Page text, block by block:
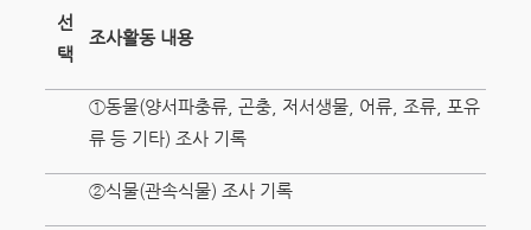
선
택
조사활동 내용
①동물(양서파충류, 곤충, 저서생물, 어류, 조류, 포유
류 등 기타) 조사 기록
②식물(관속식물) 조사 기록